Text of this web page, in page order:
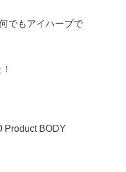
でもアイハーブで
Product BODY